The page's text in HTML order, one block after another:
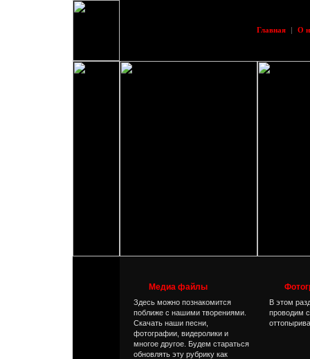
Главная | О
Медиа файлы
Здесь можно познакомится
поближе с нашими творениями.
Скачать наши песни,
фотографии, видеролики и
многое другое. Будем стараться
обновлять эту рубрику как
В этом
проводим